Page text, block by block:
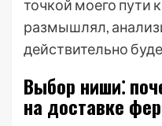
точкой моего пути
размышлял,
действительно
Выбор ниши⁚
на доставке